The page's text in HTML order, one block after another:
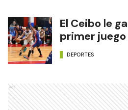
El Ceibo le
primer juego
DEPORTES
Ads